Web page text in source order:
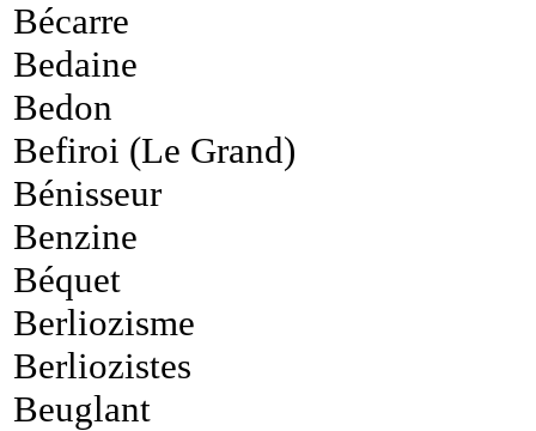
Bécarre
Bedaine
Bedon
Befiroi (Le Grand)
Bénisseur
Benzine
Béquet
Berliozisme
Berliozistes
Beuglant